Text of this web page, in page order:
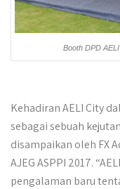
Booth DPD
Kehadiran AELI City
sebagai sebuah
disampaikan oleh FX
AJEG ASPPI 2017.
pengalaman baru